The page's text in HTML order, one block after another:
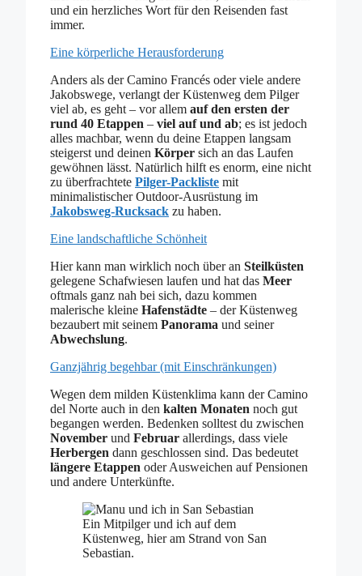
und ein herzliches Wort für den Reisenden fast
immer.
Eine körperliche Herausforderung
Anders als der Camino Francés oder viele andere
Jakobswege, verlangt der Küstenweg dem Pilger
viel ab, es geht – vor allem auf den ersten der
rund 40 Etappen – viel auf und ab; es ist jedoch
alles machbar, wenn du deine Etappen langsam
steigerst und deinen Körper sich an das Laufen
gewöhnen lässt. Natürlich hilft es enorm, eine nicht
zu überfrachtete Pilger-Packliste mit
minimalistischer Outdoor-Ausrüstung im
Jakobsweg-Rucksack zu haben.
Eine landschaftliche Schönheit
Hier kann man wirklich noch über an Steilküsten
gelegene Schafwiesen laufen und hat das Meer
oftmals ganz nah bei sich, dazu kommen
malerische kleine Hafenstädte – der Küstenweg
bezaubert mit seinem Panorama und seiner
Abwechslung.
Ganzjährig begehbar (mit Einschränkungen)
Wegen dem milden Küstenklima kann der Camino
del Norte auch in den kalten Monaten noch gut
begangen werden. Bedenken solltest du zwischen
November und Februar allerdings, dass viele
Herbergen dann geschlossen sind. Das bedeutet
längere Etappen oder Ausweichen auf Pensionen
und andere Unterkünfte.
Ein Mitpilger und ich auf dem
Küstenweg, hier am Strand von San
Sebastian.